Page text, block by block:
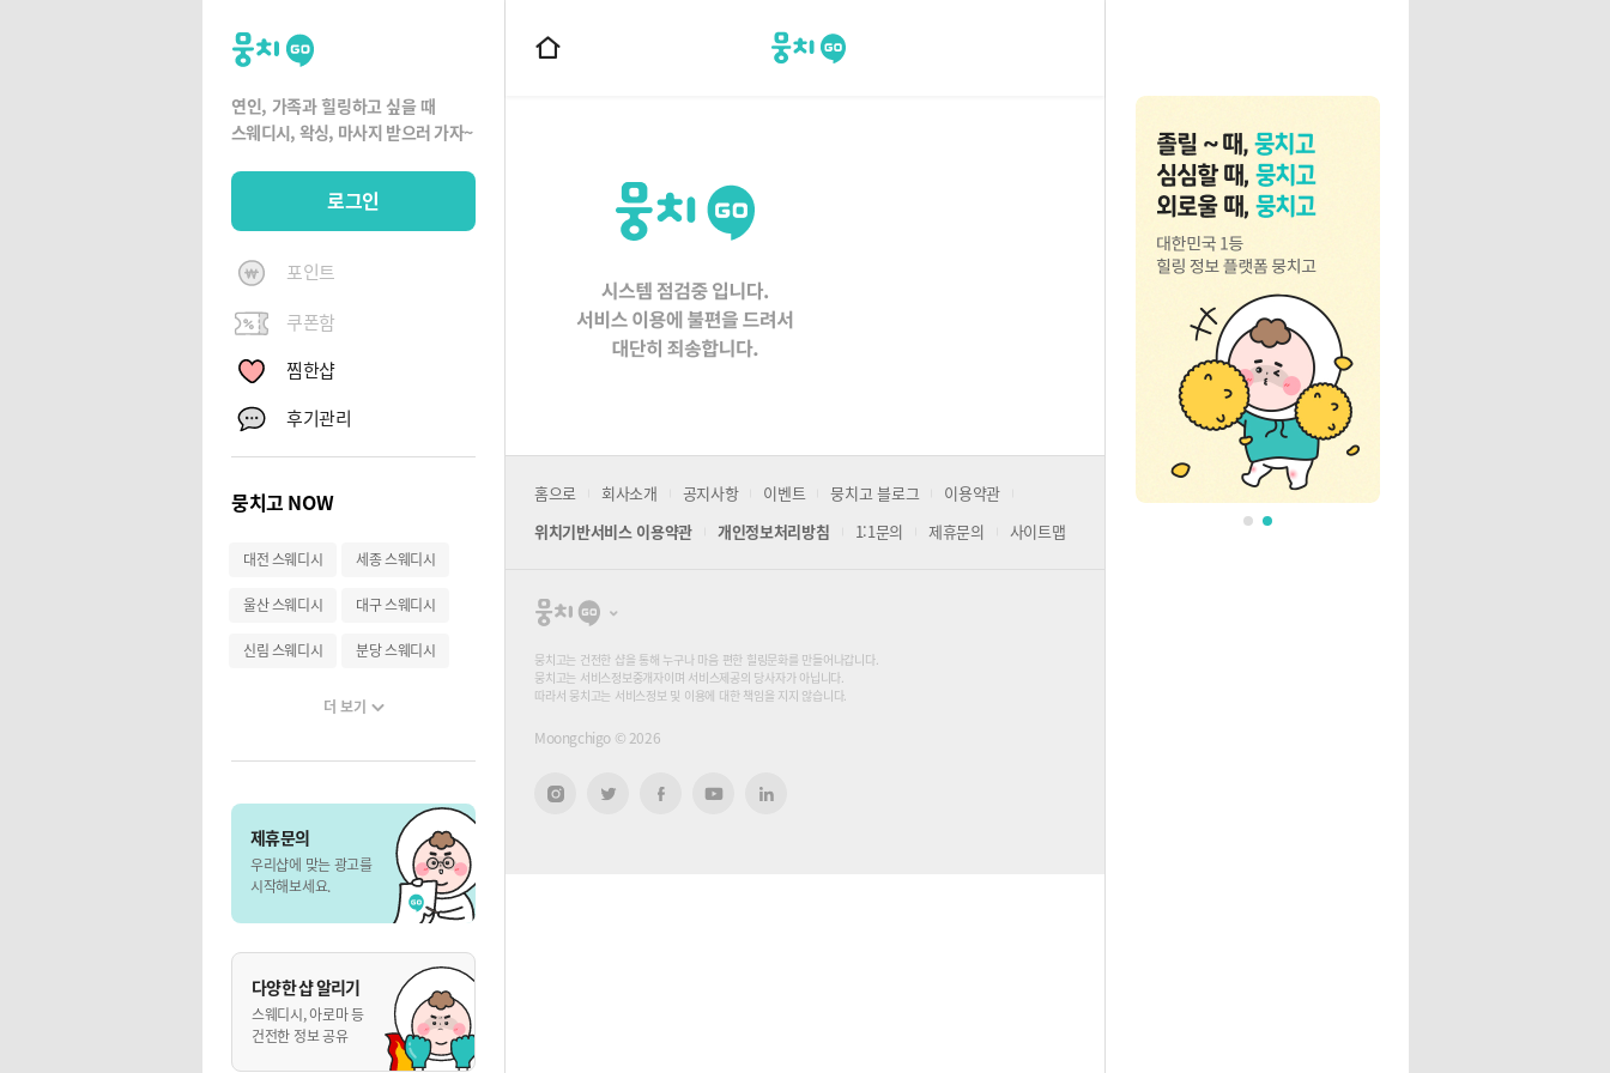
뭉
치
고
연인, 가족과 힐링하고 싶을 때
스웨디시, 왁싱, 마사지 받으러 가자~
로그인
포인트
쿠폰함
찜한샵
후기관리
뭉치고 NOW
대전 스웨디시 세종 스웨디시
울산 스웨디시 대구 스웨디시
신림 스웨디시 분당 스웨디시
더 보기
제휴문의
우리샵에 맞는 광고를
시작해보세요.
다양한 샵 알리기
스웨디시, 아로마 등
건전한 정보 공유
뭉치고
홈
홈으로 회사소개 공지사항 이벤트 뭉치고 블로그
이용약관
위치기반서비스 이용약관
개인정보처리방침 1:1문의 제휴문의 사이트맵
뭉
고
뭉치고는 건전한 샵을 통해 누구나 마음 편한 힐링문화를 만들어나갑니다.
뭉치고는 서비스정보중개자이며 서비스제공의 당사자가 아닙니다.
따라서 뭉치고는 서비스정보 및 이용에 대한 책임을 지지 않습니다.
Moongchigo © 2026